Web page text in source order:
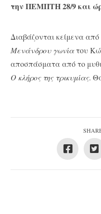
την ΠΕΜΠΤΗ 28/9 και
Διαβάζονται κείμενα από
Μενάνδρου γωνίατου
αποσπάσματα από το
Ο κλήρος της τρικυμίας.